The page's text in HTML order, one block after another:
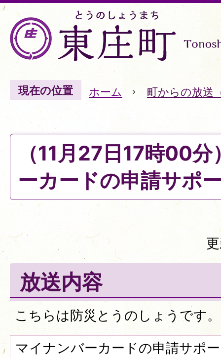
現在の位置 ホーム 町からの放送
（11月27日17時00
ーカードの申請サポ
放送内容
こちらは防災とうのしょうです。
マイナンバーカードの申請サポ